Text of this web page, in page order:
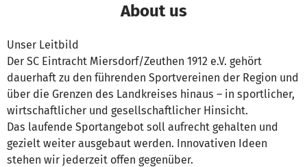
About us
Unser Leitbild
Der SC Eintracht Miersdorf/Zeuthen 1912 e.V. gehört
dauerhaft zu den führenden Sportvereinen der Region und
über die Grenzen des Landkreises hinaus – in sportlicher,
wirtschaftlicher und gesellschaftlicher Hinsicht.
Das laufende Sportangebot soll aufrecht gehalten und
gezielt weiter ausgebaut werden. Innovativen Ideen
stehen wir jederzeit offen gegenüber.